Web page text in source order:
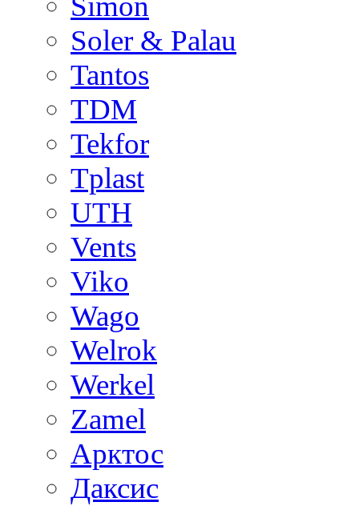
Soler & Palau
Tantos
TDM
Tekfor
Tplast
UTH
Vents
Viko
Wago
Welrok
Werkel
Zamel
Арктос
Даксис